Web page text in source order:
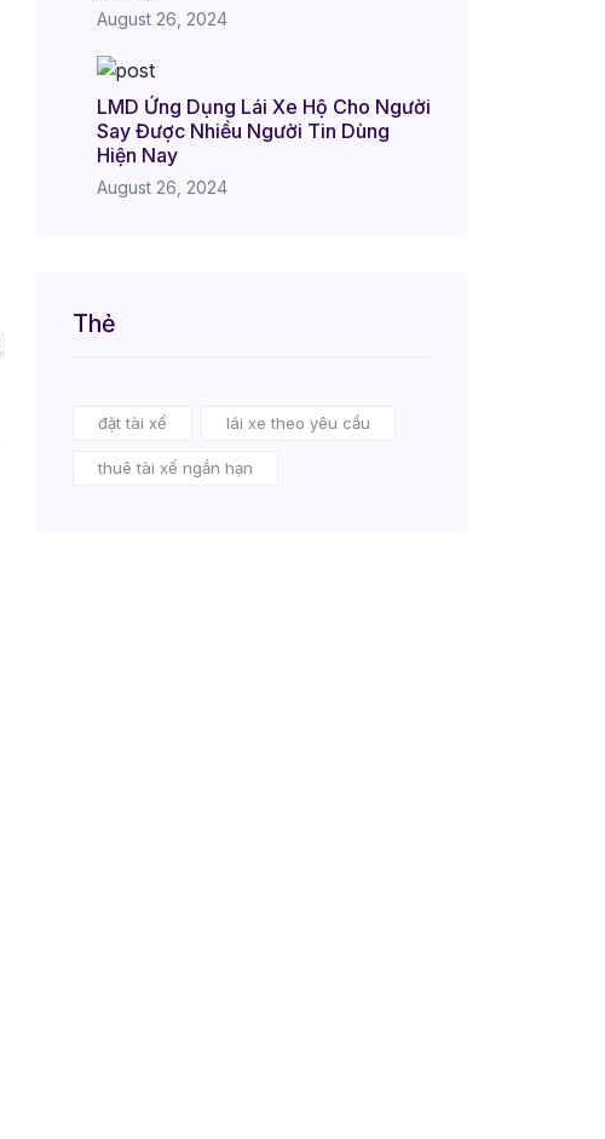
August 26, 2024
LMD Ứng Dụng Lái Xe Hộ Cho Người
Say Được Nhiều Người Tin Dùng
Hiện Nay
August 26, 2024
Thẻ
đặt tài xế lái xe theo yêu cầu
thuê tài xế ngắn hạn